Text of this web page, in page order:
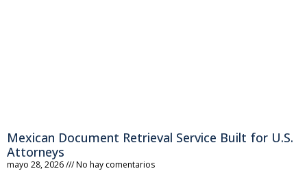
Mexican Document Retrieval Service Built for U.S.
Attorneys
mayo 28, 2026 No hay comentarios